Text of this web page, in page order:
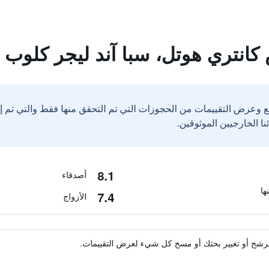
هوتل، سبا آند ليجر كلوب
وعرض التقييمات من الحجوزات التي تم التحقق منها فقط والتي
8.1 أصدقاء
7.4 الأزواج
مرشح أو تغيير بحثك أو مسح كل شيء لعرض التقييمات.